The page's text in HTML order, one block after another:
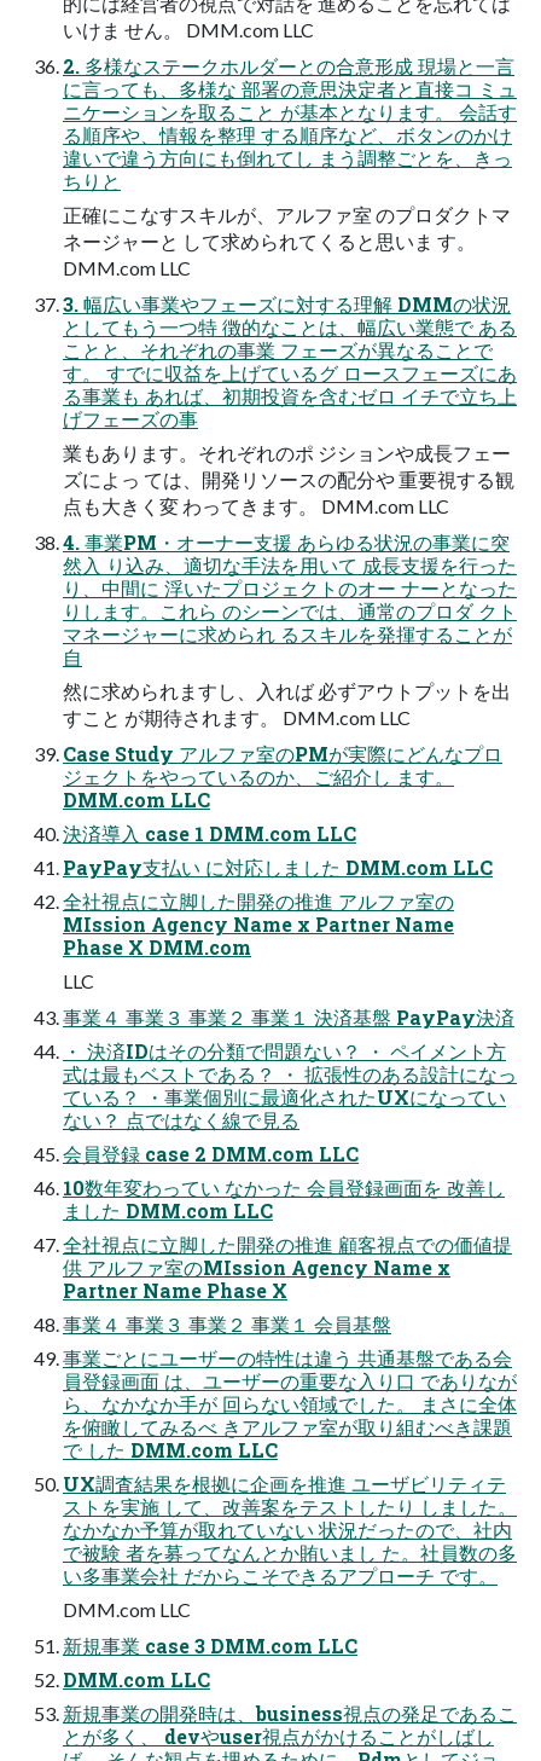
いけま せん。 DMM.com LLC
2. 多様なステークホルダーとの合意形成 現場と一言
に言っても、多様な 部署の意思決定者と直接コ ミュ
ニケーションを取ること が基本となります。 会話す
る順序や、情報を整理 する順序など、ボタンのかけ
違いで違う方向にも倒れてし まう調整ごとを、きっ
ちりと
正確にこなすスキルが、アルファ室 のプロダクトマ
ネージャーと して求められてくると思いま す。
DMM.com LLC
3. 幅広い事業やフェーズに対する理解 DMMの状況
としてもう一つ特 徴的なことは、幅広い業態で ある
ことと、それぞれの事業 フェーズが異なることで
す。 すでに収益を上げているグ ロースフェーズにあ
る事業も あれば、初期投資を含むゼロ イチで立ち上
げフェーズの事
業もあります。それぞれのポ ジションや成長フェー
ズによっ ては、開発リソースの配分や 重要視する観
点も大きく変 わってきます。 DMM.com LLC
4. 事業PM・オーナー支援 あらゆる状況の事業に突
然入 り込み、適切な手法を用いて 成長支援を行った
り、中間に 浮いたプロジェクトのオー ナーとなった
りします。これら のシーンでは、通常のプロダ クト
マネージャーに求められ るスキルを発揮することが
自
然に求められますし、入れば 必ずアウトプットを出
すこと が期待されます。 DMM.com LLC
Case Study アルファ室のPMが実際にどんなプロ
ジェクトをやっているのか、ご紹介し ます。
DMM.com LLC
決済導入 case 1 DMM.com LLC
PayPay支払い に対応しました DMM.com LLC
全社視点に立脚した開発の推進 アルファ室の
MIssion Agency Name x Partner Name
Phase X DMM.com
LLC
事業４ 事業３ 事業２ 事業１ 決済基盤 PayPay決済
・️ 決済IDはその分類で問題ない？ ・️ ペイメント方
式は最もベストである？ ・️ 拡張性のある設計になっ
ている？ ・️事業個別に最適化されたUXになってい
ない？ 点ではなく線で見る
会員登録 case 2 DMM.com LLC
10数年変わってい なかった 会員登録画面を 改善し
ました DMM.com LLC
全社視点に立脚した開発の推進 顧客視点での価値提
供 アルファ室のMIssion Agency Name x
Partner Name Phase X
事業４ 事業３ 事業２ 事業１ 会員基盤
事業ごとにユーザーの特性は違う 共通基盤である会
員登録画面 は、ユーザーの重要な入り口 でありなが
ら、なかなか手が 回らない領域でした。 まさに全体
を俯瞰してみるべ きアルファ室が取り組むべき課題
で した DMM.com LLC
UX調査結果を根拠に企画を推進 ユーザビリティテ
ストを実施 して、改善案をテストしたり しました。
なかなか予算が取れていない 状況だったので、社内
で被験 者を募ってなんとか賄いまし た。社員数の多
い多事業会社 だからこそできるアプローチ です。
DMM.com LLC
新規事業 case 3 DMM.com LLC
DMM.com LLC
新規事業の開発時は、business視点の発足であるこ
とが多く、 devやuser視点がかけることがしばし